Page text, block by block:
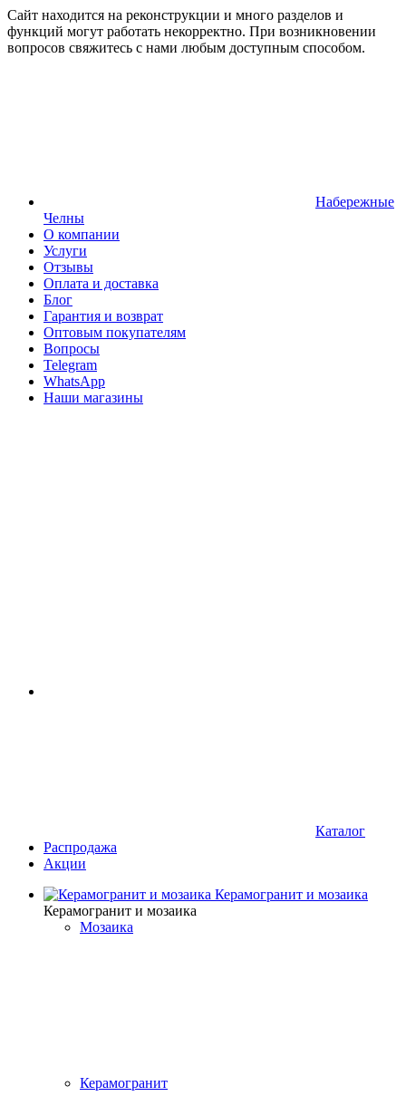
Сайт находится на реконструкции и много разделов и
функций могут работать некорректно. При возникновении
вопросов свяжитесь с нами любым доступным способом.
Набережные
Челны
О компании
Услуги
Отзывы
Оплата и доставка
Блог
Гарантия и возврат
Оптовым покупателям
Вопросы
Telegram
WhatsApp
Наши магазины
Каталог
Распродажа
Акции
Керамогранит и мозаика
Керамогранит и мозаика
Мозаика
Керамогранит